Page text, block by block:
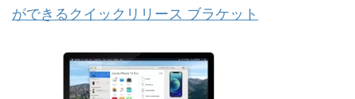
ができるクイックリリース ブラケット